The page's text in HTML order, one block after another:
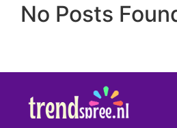
No Posts